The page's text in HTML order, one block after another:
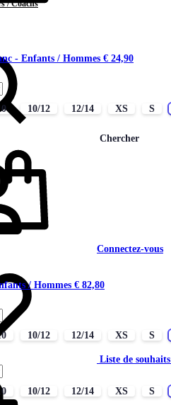
/ Coachs
Chercher
Connectez-vous
Liste de souhaits
- Enfants / Hommes € 24,90
10/12 12/14 XS S
/ Hommes € 82,80
10/12 12/14 XS S
10/12 12/14 XS S